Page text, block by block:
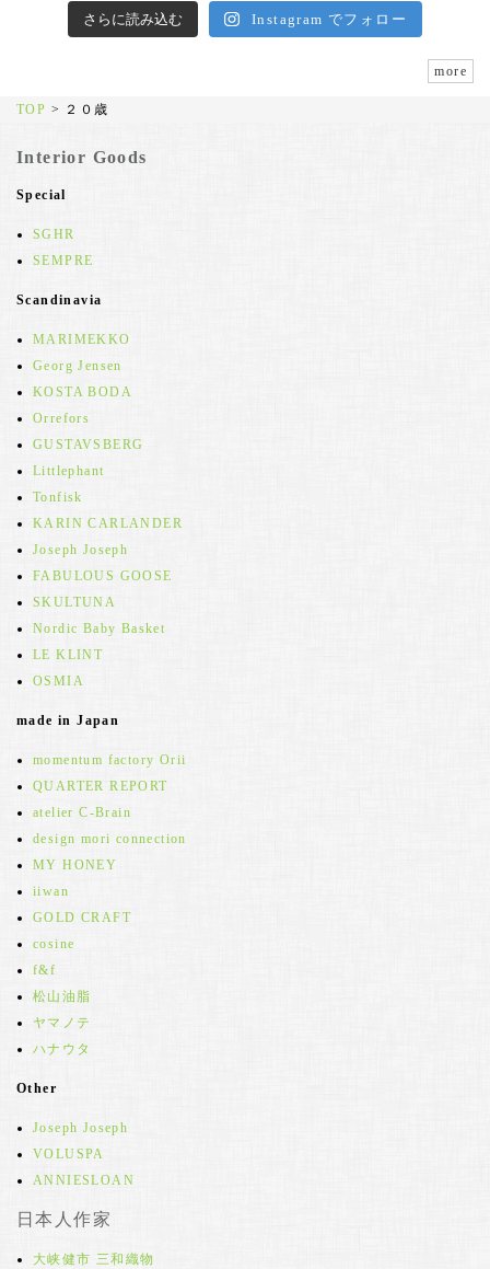
さらに読み込む Instagram でフォロー
more
TOP > ２０歳
Interior Goods
Special
SGHR
SEMPRE
Scandinavia
MARIMEKKO
Georg Jensen
KOSTA BODA
Orrefors
GUSTAVSBERG
Littlephant
Tonfisk
KARIN CARLANDER
Joseph Joseph
FABULOUS GOOSE
SKULTUNA
Nordic Baby Basket
LE KLINT
OSMIA
made in Japan
momentum factory Orii
QUARTER REPORT
atelier C-Brain
design mori connection
MY HONEY
iiwan
GOLD CRAFT
cosine
f&f
松山油脂
ヤマノテ
ハナウタ
Other
Joseph Joseph
VOLUSPA
ANNIESLOAN
日本人作家
大峡健市 三和織物